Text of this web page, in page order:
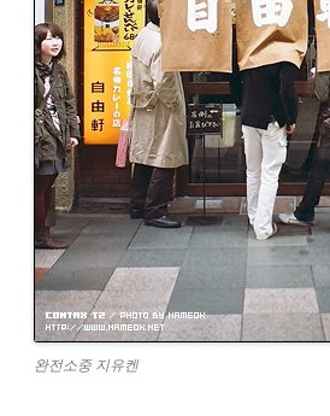
완전소중 지유켄